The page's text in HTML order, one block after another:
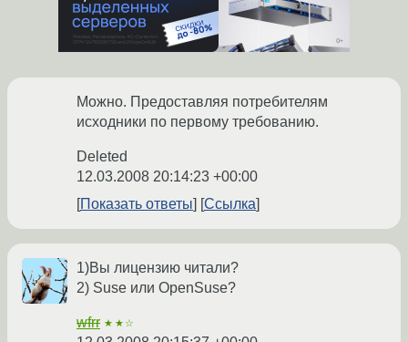
Можно. Предоставляя потребителям
исходники по первому требованию.
Deleted
12.03.2008 20:14:23 +00:00
Показать ответы
Ссылка
1)Вы лицензию читали?
2) Suse или OpenSuse?
wfrr ★★☆